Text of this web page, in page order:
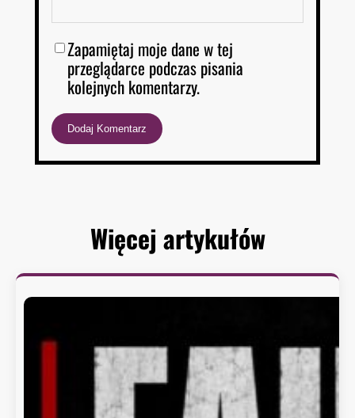
Zapamiętaj moje dane w tej
przeglądarce podczas pisania
kolejnych komentarzy.
Więcej artykułów